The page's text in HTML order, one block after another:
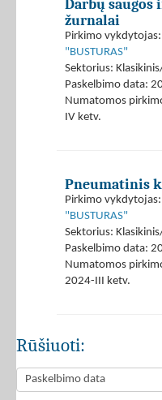
Darbų
žurnalai
Pirkimo vykdytojas:
"BUSTURAS"
Sektorius:
Paskelbimo data:
Numatomos
IV ketv.
Pneumatinis
Pirkimo vykdytojas:
"BUSTURAS"
Sektorius:
Paskelbimo data:
Numatomos
2024-III ketv.
Rūšiuoti: